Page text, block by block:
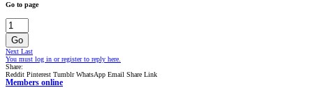
Go to page
Go
Next Last
You must log in or register to reply here.
Share:
Reddit Pinterest Tumblr WhatsApp Email Share Link
Members online